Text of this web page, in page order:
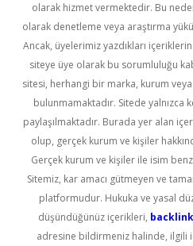
olarak hizmet vermektedir. Bu
olarak denetleme veya araştırma
Ancak, üyelerimiz yazdıkları
siteye üye olarak bu sorumluluğu
sitesi, herhangi bir marka, kurum veya
bulunmamaktadır. Sitede yalnızca
paylaşılmaktadır. Burada yer alan
olup, gerçek kurum ve kişiler
Gerçek kurum ve kişiler ile isim
Sitemiz, kar amacı gütmeyen ve
platformudur. Hukuka ve yasal
düşündüğünüz içerikleri,
adresine bildirmeniz halinde, ilgili